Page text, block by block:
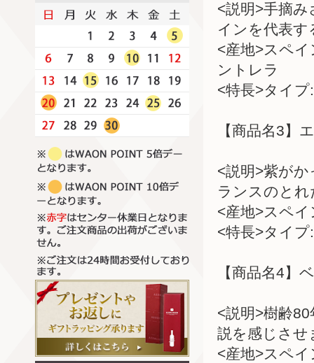
<説明>手摘
インを代表
<産地>スペ
ントレラ
<特長>タイ
【商品名3】
<説明>紫が
ランスのと
<産地>スペ
<特長>タイ
【商品名4】
<説明>樹齢
説を感じさせ
<産地>スペ